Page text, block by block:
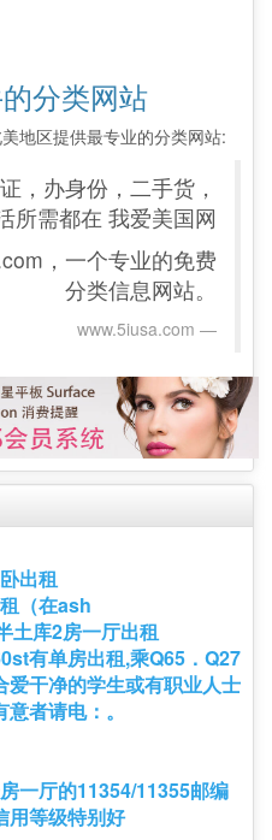
分类网站
地区提供最专业的分类网站:
，办身份，二手货，
所需都在 我爱美国网
，一个专业的免费
分类信息网站。
www.5iusa.com‎
出租
（在ash
土库2房一厅出租
有单房出租,乘Q65．Q27
爱干净的学生或有职业人士
者请电：。
一厅的11354/11355邮编
用等级特别好